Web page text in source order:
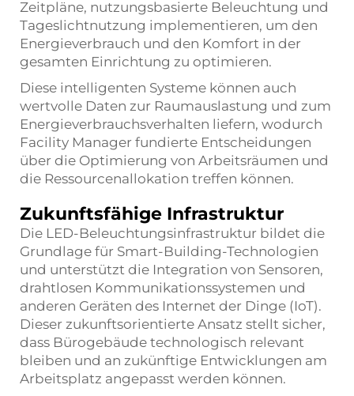
Zeitpläne, nutzungsbasierte Beleuchtung und
Tageslichtnutzung implementieren, um den
Energieverbrauch und den Komfort in der
gesamten Einrichtung zu optimieren.
Diese intelligenten Systeme können auch
wertvolle Daten zur Raumauslastung und zum
Energieverbrauchsverhalten liefern, wodurch
Facility Manager fundierte Entscheidungen
über die Optimierung von Arbeitsräumen und
die Ressourcenallokation treffen können.
Zukunftsfähige Infrastruktur
Die LED-Beleuchtungsinfrastruktur bildet die
Grundlage für Smart-Building-Technologien
und unterstützt die Integration von Sensoren,
drahtlosen Kommunikationssystemen und
anderen Geräten des Internet der Dinge (IoT).
Dieser zukunftsorientierte Ansatz stellt sicher,
dass Bürogebäude technologisch relevant
bleiben und an zukünftige Entwicklungen am
Arbeitsplatz angepasst werden können.